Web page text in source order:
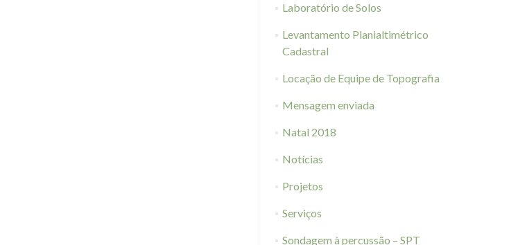
Laboratório de Solos
Levantamento Planialtimétrico
Cadastral
Locação de Equipe de Topografia
Mensagem enviada
Natal 2018
Notícias
Projetos
Serviços
Sondagem à percussão – SPT